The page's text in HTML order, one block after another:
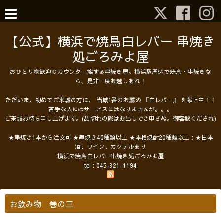
【公式】横浜で焼鳥白レバー 串焼き
処ごろみよ屋
おひとり様歓迎のカウンター擁する串焼き屋。横浜駅周辺で焼鳥・串焼きな
ら、是非一度お越しあれ！
ただいま、初めてご来城の方に、 当城1番のお薦め 『白レバー』 を献上中！！
苦手な人にはサービスにはなりませんが。。。
ご来城お待ち申し上げます。(品切れの際はお出しでき申さぬ。御容赦くだされ)
★串焼き1本から注文可 ★串焼き40種類以上 ★本格焼酎20種類以上：★日本
酒、ワイン、カクテルあり
横浜で焼鳥白レバー串焼き処ごろみよ屋
tel : 045-321-1194
お飲み物 巻の三